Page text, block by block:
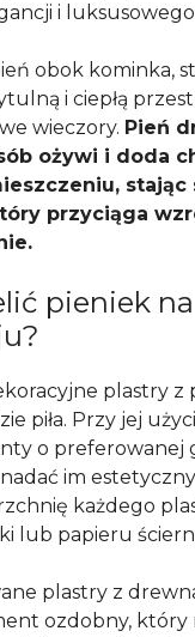
i
obok kominka,
i ciepłą
wieczory. Pień
ożywi i doda
stając
przyciąga
pieniek
plastry z
piła. Przy jej
o preferowanej
im
każdego
lub papieru
plastry z
ozdobny, który